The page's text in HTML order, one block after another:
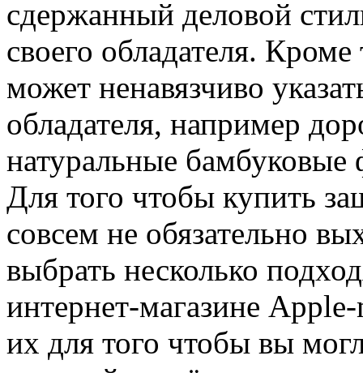
сдержанный деловой
своего обладателя.
может ненавязчиво
обладателя, например
натуральные бамбуковые
Для того чтобы купить
совсем не обязательно
выбрать несколько
интернет-магазине
их для того чтобы вы